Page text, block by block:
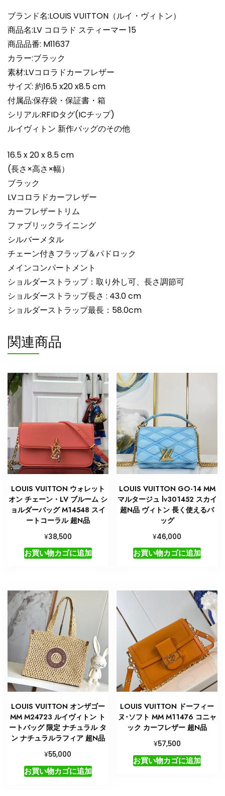
ク
サ
ッ
ク
超
N
品
個
ブランド名:LOUIS VUITTON（ルイ・ヴィトン）
商品名:LV コロラド スティーマー 15
商品品番: M11637
カラー:ブラック
素材:LVコロラドカーフレザー
サイズ: 約16.5 x20 x8.5 cm
付属品:保存袋・保証書・箱
シリアル:RFIDタグ(ICチップ)
ルイヴィトン 新作バッグのその他
16.5 x 20 x 8.5 cm
(長さ×高さ×幅）
ブラック
LVコロラドカーフレザー
カーフレザートリム
ファブリックライニング
シルバーメタル
チェーン付きフラップ＆パドロック
メインコンパートメント
ショルダーストラップ：取り外し可、長さ調節可
ショルダーストラップ長さ : 43.0 cm
ショルダーストラップ最長：58.0cm
関連商品
LOUIS VUITTON ウォレット
オン チェーン・LV ブルーム シ
ョルダーバッグ M14548 スイ
ートコーラル 超N品
¥38,500
お買い物カゴに追加
LOUIS VUITTON GO-14 MM
マルタージュ lv301452 スカイ
超N品 ヴィトン 長く使えるバ
ッグ
¥46,000
お買い物カゴに追加
LOUIS VUITTON オンザゴー
MM M24723 ルイヴィトン ト
ートバッグ 限定 ナチュラル タ
ン ナチュラルラフィア 超N品
¥55,000
お買い物カゴに追加
LOUIS VUITTON ドーフィー
ヌ･ソフト MM M11476 コニャ
ック カーフレザー 超N品
¥57,500
お買い物カゴに追加